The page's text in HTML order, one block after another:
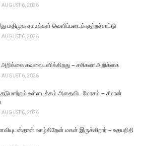
AUGUST 6, 2026
மதிமுக சமஉக்கள் வெளிப்படைக் குற்றச்சாட்டு
AUGUST 6, 2026
அறிக்கை கவலையளிக்கிறது – சசிகலா அறிக்கை
AUGUST 6, 2026
தடுமாற்றம் உள்ளடக்கம் அதைவிட மோசம் – சீமான்
AUGUST 6, 2026
வாழ்கிறேன் மகள் இருக்கிறார் – உதயநிதி